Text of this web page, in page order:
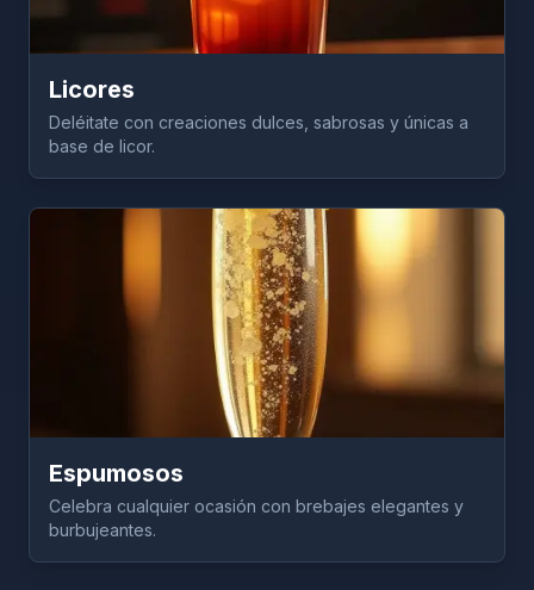
Licores
Deléitate con creaciones dulces, sabrosas y únicas a
base de licor.
Espumosos
Celebra cualquier ocasión con brebajes elegantes y
burbujeantes.